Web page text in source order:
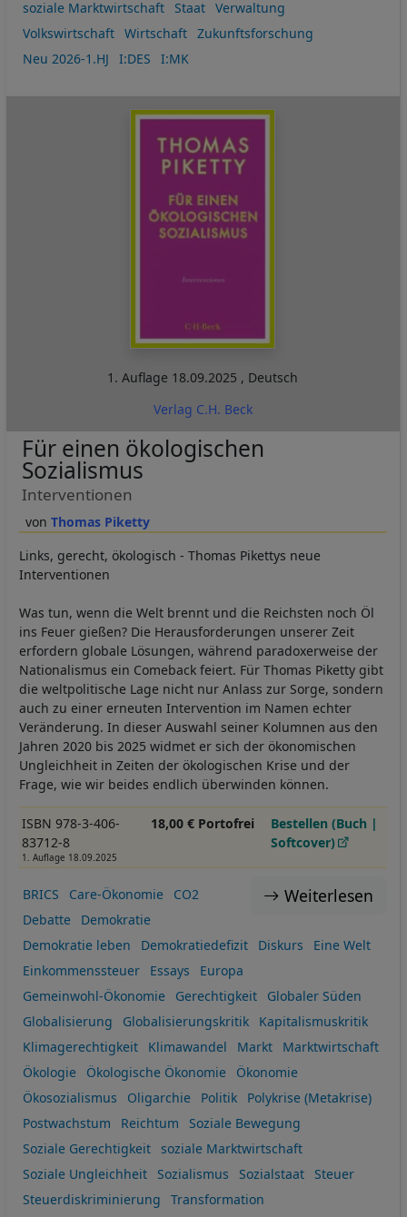
soziale Marktwirtschaft
Staat
Verwaltung
Volkswirtschaft
Wirtschaft
Zukunftsforschung
Neu 2026-1.HJ
I:DES I:MK
1. Auflage 18.09.2025 , Deutsch
Verlag C.H. Beck
Thomas Piketty
Für einen ökologischen
Sozialismus
Interventionen
Links, gerecht, ökologisch - Thomas Pikettys neue
Interventionen
Was tun, wenn die Welt brennt und die Reichsten noch Öl
ins Feuer gießen? Die Herausforderungen unserer Zeit
erfordern globale Lösungen, während paradoxerweise der
Nationalismus ein Comeback feiert. Für Thomas Piketty gibt
die weltpolitische Lage nicht nur Anlass zur Sorge, sondern
auch zu einer erneuten Intervention im Namen echter
Veränderung. In dieser Auswahl seiner Kolumnen aus den
Jahren 2020 bis 2025 widmet er sich der ökonomischen
Ungleichheit in Zeiten der ökologischen Krise und der
Frage, wie wir beides endlich überwinden können.
ISBN 978-3-406-
83712-8
1. Auflage 18.09.2025
18,00 € Portofrei
Bestellen (Buch |
Softcover)
Weiterlesen
BRICS Care-Ökonomie
CO2
Debatte
Demokratie
Demokratie leben
Demokratiedefizit Diskurs
Eine Welt
Einkommenssteuer
Essays
Europa
Gemeinwohl-Ökonomie
Gerechtigkeit
Globaler Süden
Globalisierung
Globalisierungskritik
Kapitalismuskritik
Klimagerechtigkeit
Klimawandel Markt
Marktwirtschaft
Ökologie
Ökologische Ökonomie
Ökonomie
Ökosozialismus
Oligarchie Politik
Polykrise (Metakrise)
Postwachstum
Reichtum
Soziale Bewegung
Soziale Gerechtigkeit
soziale Marktwirtschaft
Soziale Ungleichheit
Sozialismus Sozialstaat
Steuer
Steuerdiskriminierung
Transformation